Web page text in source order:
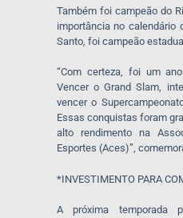
Também foi campeão do
importância no calendário
Santo, foi campeão
“Com certeza, foi um
Vencer o Grand Slam,
vencer o
Essas conquistas foram
alto rendimento na
Esportes (Aces)”,
*INVESTIMENTO PARA
A próxima temporada